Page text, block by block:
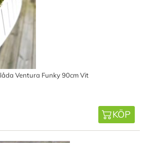
Ventura Funky 90cm Vit
KÖP